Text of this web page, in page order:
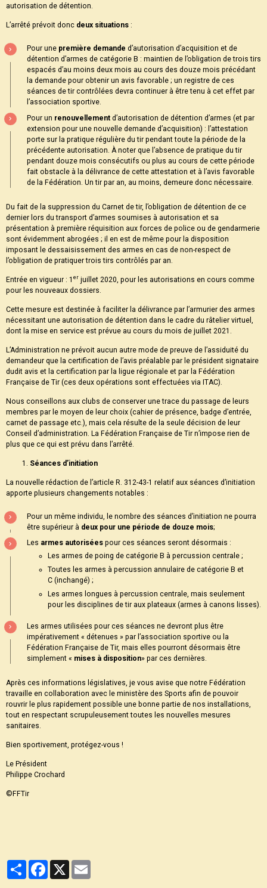
autorisation de détention.
L’arrêté prévoit donc deux situations :
Pour une première demande d’autorisation d’acquisition et de
détention d’armes de catégorie B : maintien de l’obligation de trois tirs
espacés d’au moins deux mois au cours des douze mois précédant
la demande pour obtenir un avis favorable ; un registre de ces
séances de tir contrôlées devra continuer à être tenu à cet effet par
l’association sportive.
Pour un renouvellement d’autorisation de détention d’armes (et par
extension pour une nouvelle demande d’acquisition) : l’attestation
porte sur la pratique régulière du tir pendant toute la période de la
précédente autorisation. À noter que l’absence de pratique du tir
pendant douze mois consécutifs ou plus au cours de cette période
fait obstacle à la délivrance de cette attestation et à l’avis favorable
de la Fédération. Un tir par an, au moins, demeure donc nécessaire.
Du fait de la suppression du Carnet de tir, l’obligation de détention de ce
dernier lors du transport d’armes soumises à autorisation et sa
présentation à première réquisition aux forces de police ou de gendarmerie
sont évidemment abrogées ; il en est de même pour la disposition
imposant le dessaisissement des armes en cas de non-respect de
l’obligation de pratiquer trois tirs contrôlés par an.
Entrée en vigueur : 1 er juillet 2020, pour les autorisations en cours comme
pour les nouveaux dossiers.
Cette mesure est destinée à faciliter la délivrance par l’armurier des armes
nécessitant une autorisation de détention dans le cadre du râtelier virtuel,
dont la mise en service est prévue au cours du mois de juillet 2021.
L’Administration ne prévoit aucun autre mode de preuve de l’assiduité du
demandeur que la certification de l’avis préalable par le président signataire
dudit avis et la certification par la ligue régionale et par la Fédération
Française de Tir (ces deux opérations sont effectuées via ITAC).
Nous conseillons aux clubs de conserver une trace du passage de leurs
membres par le moyen de leur choix (cahier de présence, badge d’entrée,
carnet de passage etc.), mais cela résulte de la seule décision de leur
Conseil d’administration. La Fédération Française de Tir n’impose rien de
plus que ce qui est prévu dans l’arrêté.
Séances d’initiation
La nouvelle rédaction de l’article R. 312-43-1 relatif aux séances d’initiation
apporte plusieurs changements notables :
Pour un même individu, le nombre des séances d’initiation ne pourra
être supérieur à deux pour une période de douze mois;
Les armes autorisées pour ces séances seront désormais :
Les armes de poing de catégorie B à percussion centrale ;
Toutes les armes à percussion annulaire de catégorie B et
C (inchangé) ;
Les armes longues à percussion centrale, mais seulement
pour les disciplines de tir aux plateaux (armes à canons lisses).
Les armes utilisées pour ces séances ne devront plus être
impérativement « détenues » par l’association sportive ou la
Fédération Française de Tir, mais elles pourront désormais être
simplement « mises à disposition» par ces dernières.
Après ces informations législatives, je vous avise que notre Fédération
travaille en collaboration avec le ministère des Sports afin de pouvoir
rouvrir le plus rapidement possible une bonne partie de nos installations,
tout en respectant scrupuleusement toutes les nouvelles mesures
sanitaires.
Bien sportivement, protégez-vous !
Le Président
Philippe Crochard
©FFTir
PartagerFacebook
X